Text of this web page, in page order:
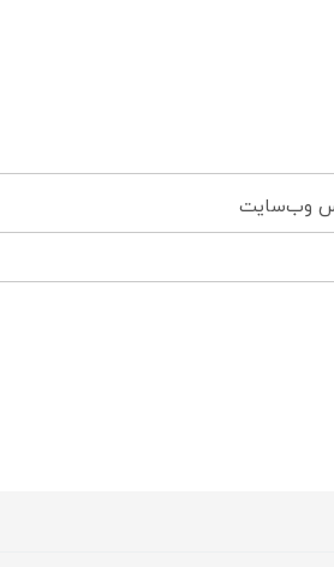
وب‌سایت